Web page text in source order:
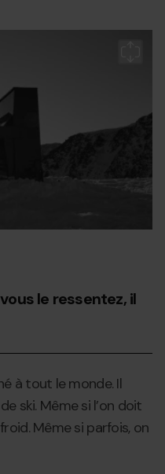
le ressentez, il
à tout le monde. Il
ski. Même si l’on doit
Même si parfois, on